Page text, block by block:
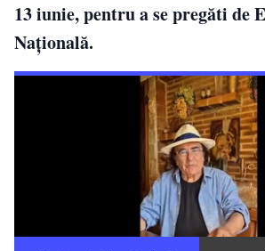
13 iunie, pentru a se pregăti de
Națională.